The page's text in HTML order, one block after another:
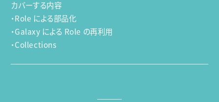
カバーする内容
・Role による部品化
・Galaxy による Role の再利用
・Collections